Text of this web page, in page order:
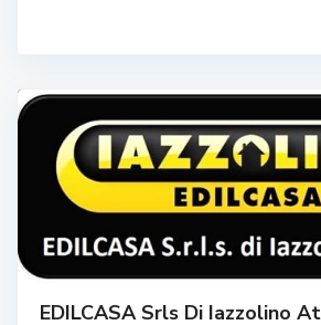
EDILCASA Srls Di Iazzolino